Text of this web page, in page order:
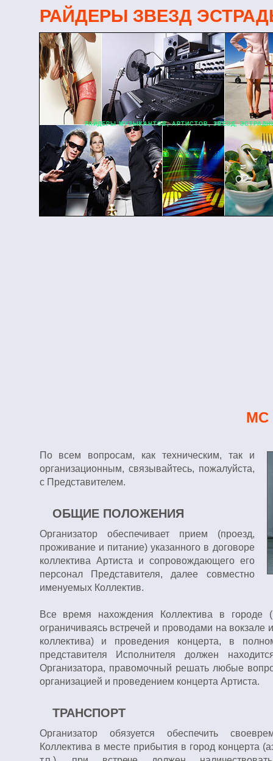
РАЙДЕРЫ ЗВЕЗД
РАЙДЕРЫ МУЗЫКАНТОВ, АРТИСТОВ, ЗВЕЗД,
МС
По всем вопросам, как техническим, так и
организационным, связывайтесь, пожалуйста,
с Представителем.
ОБЩИЕ ПОЛОЖЕНИЯ
Организатор обеспечивает прием (проезд,
проживание и питание) указанного в договоре
коллектива Артиста и сопровождающего его
персонал Представителя, далее совместно
именуемых Коллектив.
Все время нахождения Коллектива в городе
ограничиваясь встречей и проводами на вокзале
коллектива) и проведения концерта, в
представителя Исполнителя должен
Организатора, правомочный решать любые
организацией и проведением концерта Артиста.
ТРАНСПОРТ
Организатор обязуется обеспечить
Коллектива в месте прибытия в город концерта